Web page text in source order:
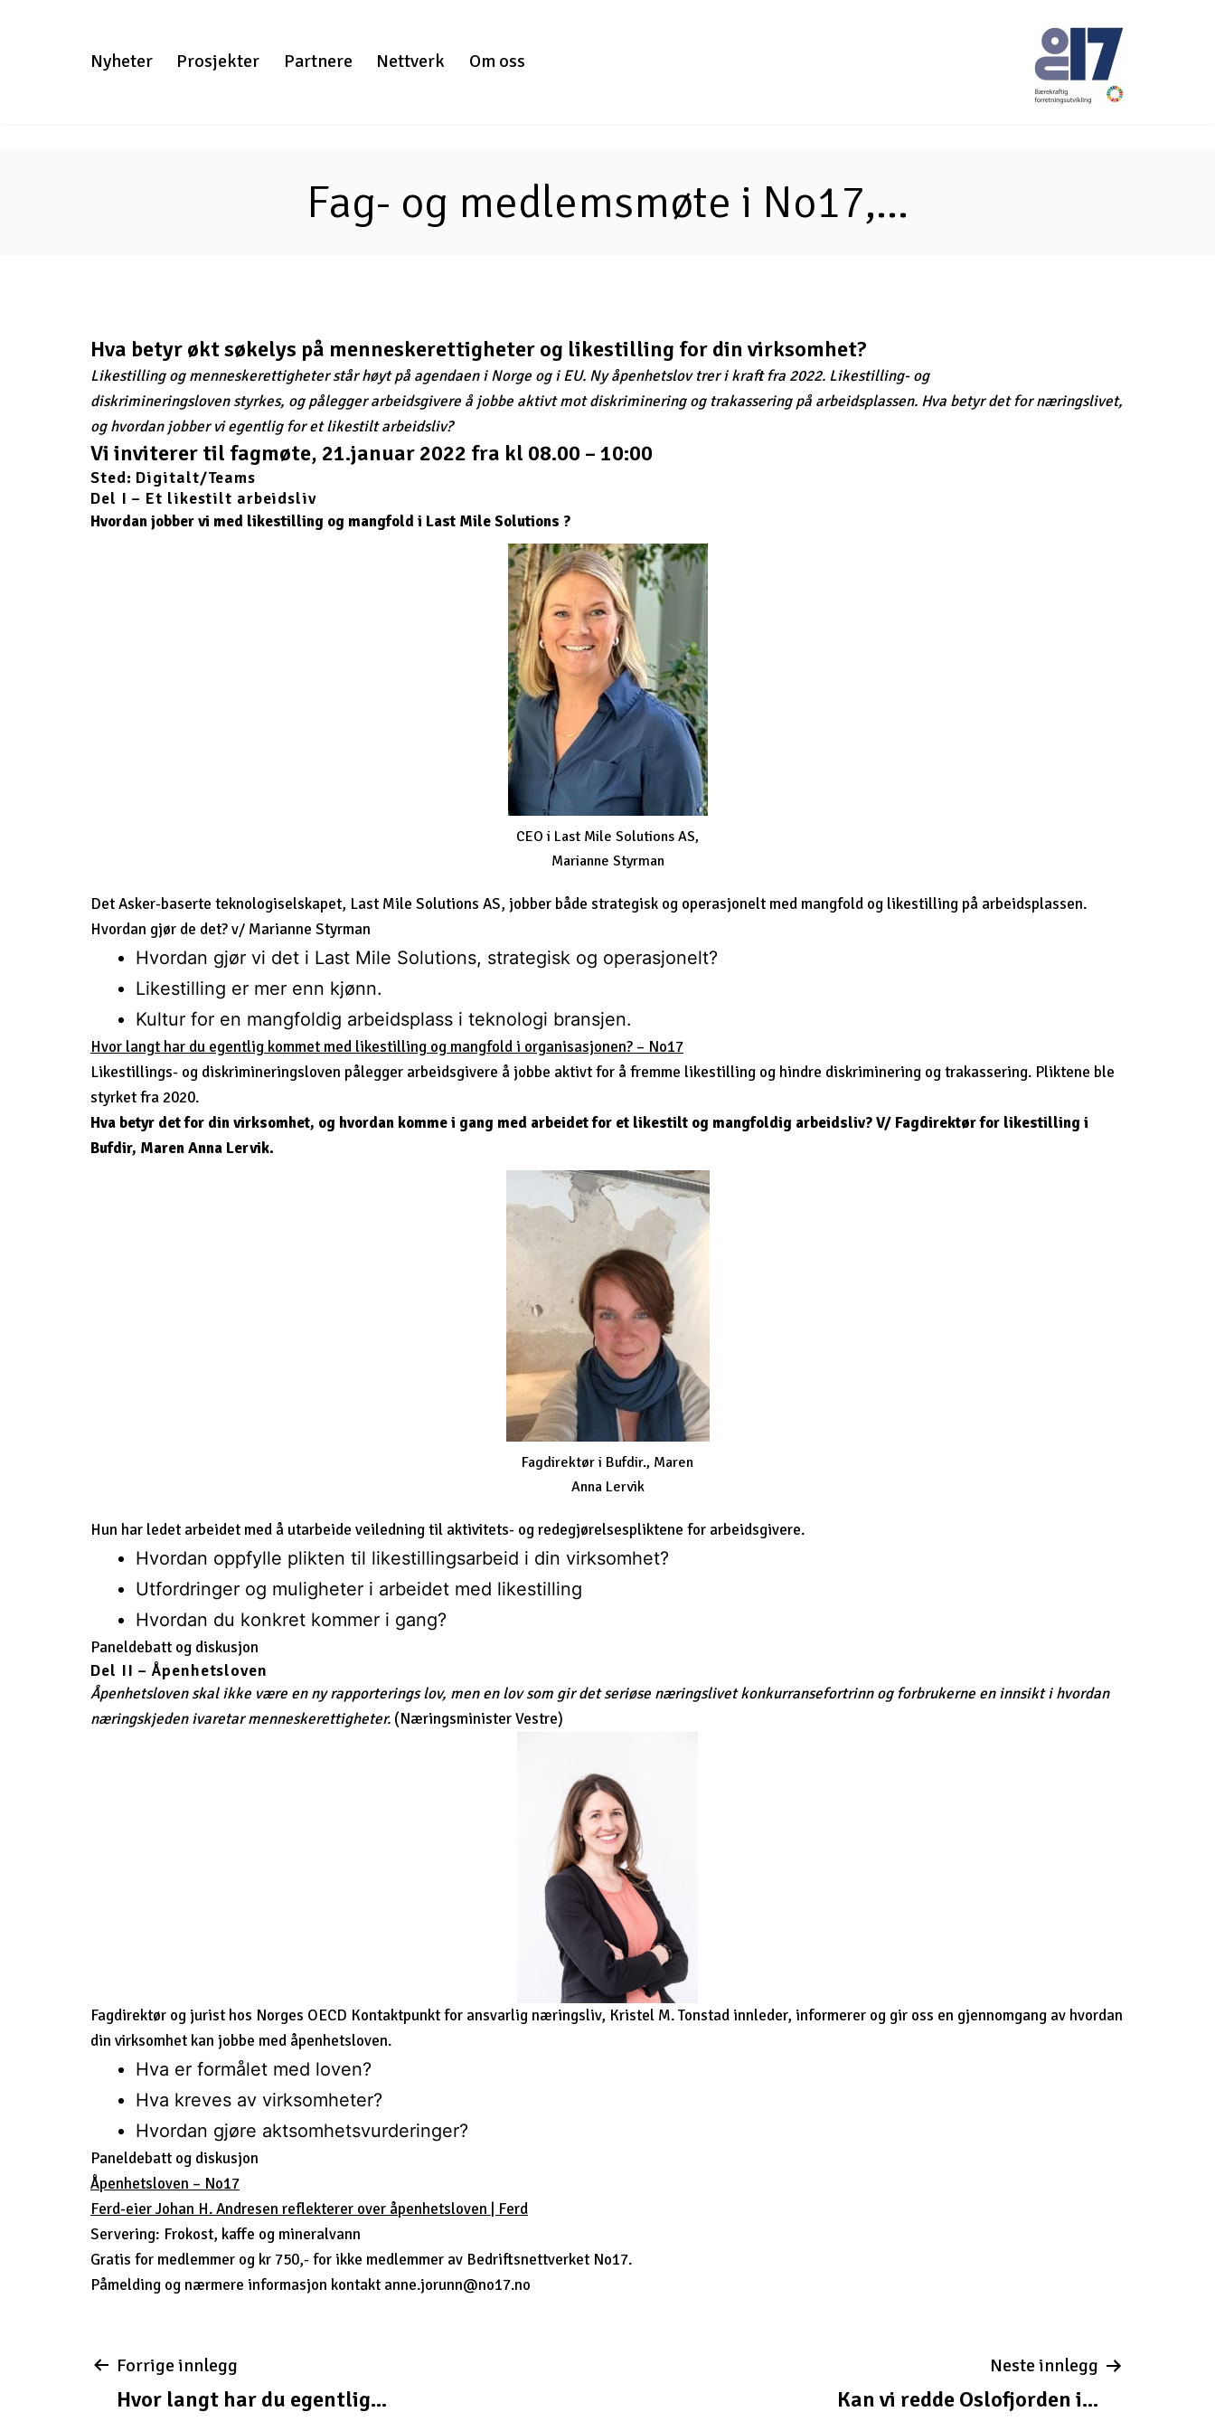
Nyheter Prosjekter Partnere Nettverk Om oss
Fag- og medlemsmøte i No17,...
Hva betyr økt søkelys på menneskerettigheter og likestilling for din virksomhet?
Likestilling og menneskerettigheter står høyt på agendaen i Norge og i EU. Ny åpenhetslov trer i kraft fra 2022. Likestilling- og
diskrimineringsloven styrkes, og pålegger arbeidsgivere å jobbe aktivt mot diskriminering og trakassering på arbeidsplassen. Hva betyr det for næringslivet,
og hvordan jobber vi egentlig for et likestilt arbeidsliv?
Vi inviterer til fagmøte, 21.januar 2022 fra kl 08.00 – 10:00
Sted: Digitalt/Teams
Del I – Et likestilt arbeidsliv
Hvordan jobber vi med likestilling og mangfold i Last Mile Solutions ?
CEO i Last Mile Solutions AS,
Marianne Styrman
Det Asker-baserte teknologiselskapet, Last Mile Solutions AS, jobber både strategisk og operasjonelt med mangfold og likestilling på arbeidsplassen.
Hvordan gjør de det? v/ Marianne Styrman
Hvordan gjør vi det i Last Mile Solutions, strategisk og operasjonelt?
Likestilling er mer enn kjønn.
Kultur for en mangfoldig arbeidsplass i teknologi bransjen.
Hvor langt har du egentlig kommet med likestilling og mangfold i organisasjonen? – No17
Likestillings- og diskrimineringsloven pålegger arbeidsgivere å jobbe aktivt for å fremme likestilling og hindre diskriminering og trakassering. Pliktene ble
styrket fra 2020.
Hva betyr det for din virksomhet, og hvordan komme i gang med arbeidet for et likestilt og mangfoldig arbeidsliv? V/ Fagdirektør for likestilling i
Bufdir, Maren Anna Lervik.
Fagdirektør i Bufdir., Maren
Anna Lervik
Hun har ledet arbeidet med å utarbeide veiledning til aktivitets- og redegjørelsespliktene for arbeidsgivere.
Hvordan oppfylle plikten til likestillingsarbeid i din virksomhet?
Utfordringer og muligheter i arbeidet med likestilling
Hvordan du konkret kommer i gang?
Paneldebatt og diskusjon
Del II – Åpenhetsloven
Åpenhetsloven skal ikke være en ny rapporterings lov, men en lov som gir det seriøse næringslivet konkurransefortrinn og forbrukerne en innsikt i hvordan
næringskjeden ivaretar menneskerettigheter. (Næringsminister Vestre)
Fagdirektør og jurist hos Norges OECD Kontaktpunkt for ansvarlig næringsliv, Kristel M. Tonstad innleder, informerer og gir oss en gjennomgang av hvordan
din virksomhet kan jobbe med åpenhetsloven.
Hva er formålet med loven?
Hva kreves av virksomheter?
Hvordan gjøre aktsomhetsvurderinger?
Paneldebatt og diskusjon
Åpenhetsloven – No17
Ferd-eier Johan H. Andresen reflekterer over åpenhetsloven | Ferd
Servering: Frokost, kaffe og mineralvann
Gratis for medlemmer og kr 750,- for ikke medlemmer av Bedriftsnettverket No17.
Påmelding og nærmere informasjon kontakt anne.jorunn@no17.no
Innleggsnavigasjon
Forrige innlegg
Hvor langt har du egentlig...
Neste innlegg
Kan vi redde Oslofjorden i...